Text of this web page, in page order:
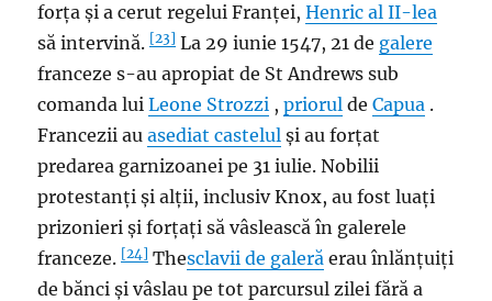
forța și a cerut regelui Franței,Henric al II-lea
să intervină.[23] La 29 iunie 1547, 21 de galere
franceze s-au apropiat de St Andrews sub
comanda luiLeone Strozzi ,priorul deCapua .
Francezii auasediat castelul și au forțat
predarea garnizoanei pe 31 iulie. Nobilii
protestanți și alții, inclusiv Knox, au fost luați
prizonieri și forțați să vâslească în galerele
franceze.[24] Thesclavii de galeră erau înlănțuiți
de bănci și vâslau pe tot parcursul zilei fără a